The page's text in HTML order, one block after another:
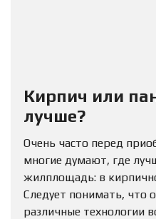
Кирпич или
лучше?
Очень часто перед
многие думают, где
жилплощадь: в
Следует понимать, что
различные технологии